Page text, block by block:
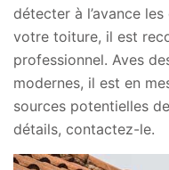
détecter à l’avance
votre toiture, il est
professionnel. Aves
modernes, il est en
sources potentielles
détails, contactez-le.